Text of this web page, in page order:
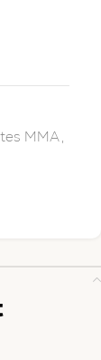
MMA,